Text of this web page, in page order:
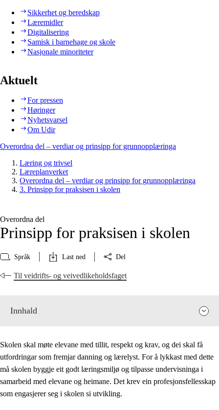
Sikkerhet og beredskap
Læremidler
Digitalisering
Samisk i barnehage og skole
Nasjonale minoriteter
Aktuelt
For pressen
Høringer
Nyhetsvarsel
Om Udir
Overordna del – verdiar og prinsipp for grunnopplæringa
Læring og trivsel
Læreplanverket
Overordna del – verdiar og prinsipp for grunnopplæringa
3. Prinsipp for praksisen i skolen
Overordna del
Prinsipp for praksisen i skolen
Språk Last ned Del
Til veidrifts- og veivedlikeholdsfaget
Innhald
Skolen skal møte elevane med tillit, respekt og krav, og dei skal få
utfordringar som fremjar danning og lærelyst. For å lykkast med dette
må skolen byggje eit godt læringsmiljø og tilpasse undervisninga i
samarbeid med elevane og heimane. Det krev ein profesjonsfellesskap
som engasjerer seg i skolen si utvikling.